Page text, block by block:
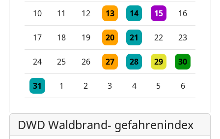
10 11 12 13
Einzelne Veranstaltung
14
Einzelne Veranstaltung
15
Einzelne16
17 18 19 20
Einzelne Veranstaltung
21
Einzelne Veranstaltung
22 23
24 25 26 27
Einzelne Veranstaltung
28
Einzelne Veranstaltung
29
Einzelne30
Einzelne
31
Einzelne Veranstaltung
1 2 3
Einzelne Veranstaltung
4
Einzelne Veranstaltung
5 6
DWD Waldbrand- gefahrenindex